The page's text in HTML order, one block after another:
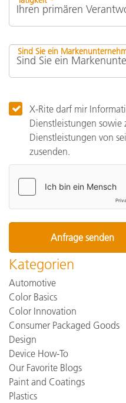
Sind Sie ein
X-Rite darf mir
Dienstleistungen
Dienstleistungen von
zusenden.
Kategorien
Automotive
Color Basics
Color Innovation
Consumer Packaged Goods
Design
Device How-To
Our Favorite Blogs
Paint and Coatings
Plastics